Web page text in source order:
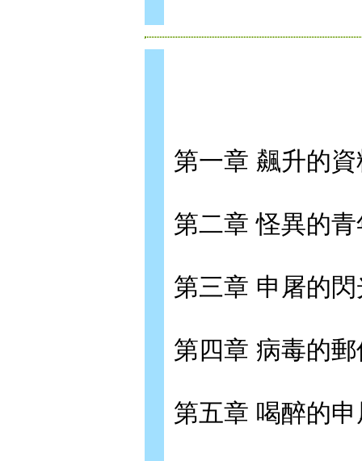
第一章 飆升的
第二章 怪異的
第三章 申屠的
第四章 病毒的
第五章 喝醉的